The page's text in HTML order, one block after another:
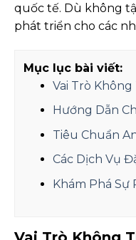
quốc tế. Dù không
phát triển cho các
Mục lục bài viết:
Vai Trò
Hướng Dẫn
Tiêu Chuẩn
Các Dịch Vụ
Khám Phá